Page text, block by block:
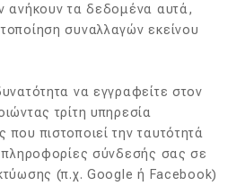
ανήκουν τα δεδομένα αυτά,
συναλλαγών εκείνου
να εγγραφείτε στον
τρίτη υπηρεσία
πιστοποιεί την ταυτότητά
πληροφορίες σύνδεσής σας σε
(π.χ. Google ή Facebook)